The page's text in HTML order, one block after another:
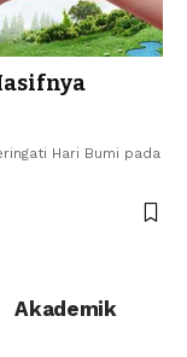
Hari Bumi pada
Akademik